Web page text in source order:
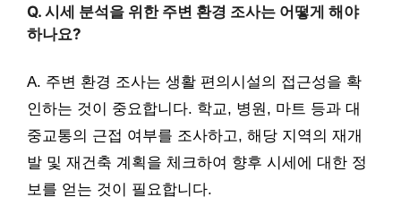
Q. 시세 분석을 위한 주변 환경 조사는 어떻게 해야
하나요?
A. 주변 환경 조사는 생활 편의시설의 접근성을 확
인하는 것이 중요합니다. 학교, 병원, 마트 등과 대
중교통의 근접 여부를 조사하고, 해당 지역의 재개
발 및 재건축 계획을 체크하여 향후 시세에 대한 정
보를 얻는 것이 필요합니다.